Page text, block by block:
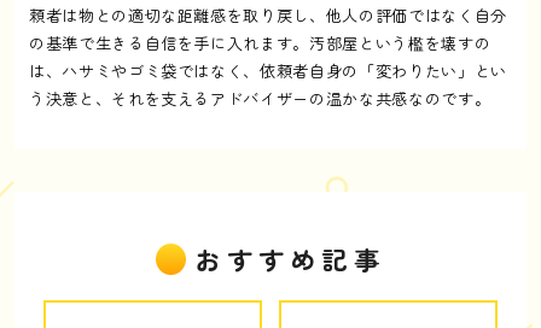
頼者は物との適切な距離感を取り戻し、他人の評価ではなく自分
の基準で生きる自信を手に入れます。汚部屋という檻を壊すの
は、ハサミやゴミ袋ではなく、依頼者自身の「変わりたい」とい
う決意と、それを支えるアドバイザーの温かな共感なのです。
おすすめ記事